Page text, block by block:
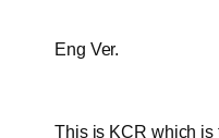
Eng Ver.
This is KCR which is